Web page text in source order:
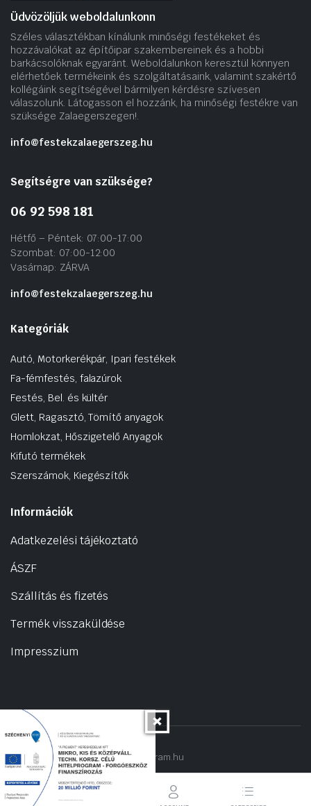
Üdvözöljük weboldalunkonn
Széles választékban kínálunk minőségi festékeket és
hozzávalókat az építőipar szakembereinek és a hobbi
barkácsolóknak egyaránt. Weboldalunkon keresztül könnyen
elérhetőek termékeink és szolgáltatásaink, valamint szakértő
kollégáink segítségével bármilyen kérdésre szívesen
válaszolunk. Látogasson el hozzánk, ha minőségi festékre van
szüksége Zalaegerszegen!.
info@festekzalaegerszeg.hu
Segítségre van szüksége?
06 92 598 181
Hétfő – Péntek: 07:00-17:00
Szombat: 07:00-12:00
Vasárnap: ZÁRVA
info@festekzalaegerszeg.hu
Kategóriák
Autó, Motorkerékpár, Ipari festékek
Fa-fémfestés, falazúrok
Festés, Bel. és kültér
Glett, Ragasztó, Tömítő anyagok
Homlokzat, Hőszigetelő Anyagok
Kifutó termékek
Szerszámok, Kiegészítők
Információk
Adatkezelési tájékoztató
ÁSZF
Szállítás és fizetés
Termék visszaküldése
Impresszium
Copyright 2022 © hogyantalaljanakram.hu